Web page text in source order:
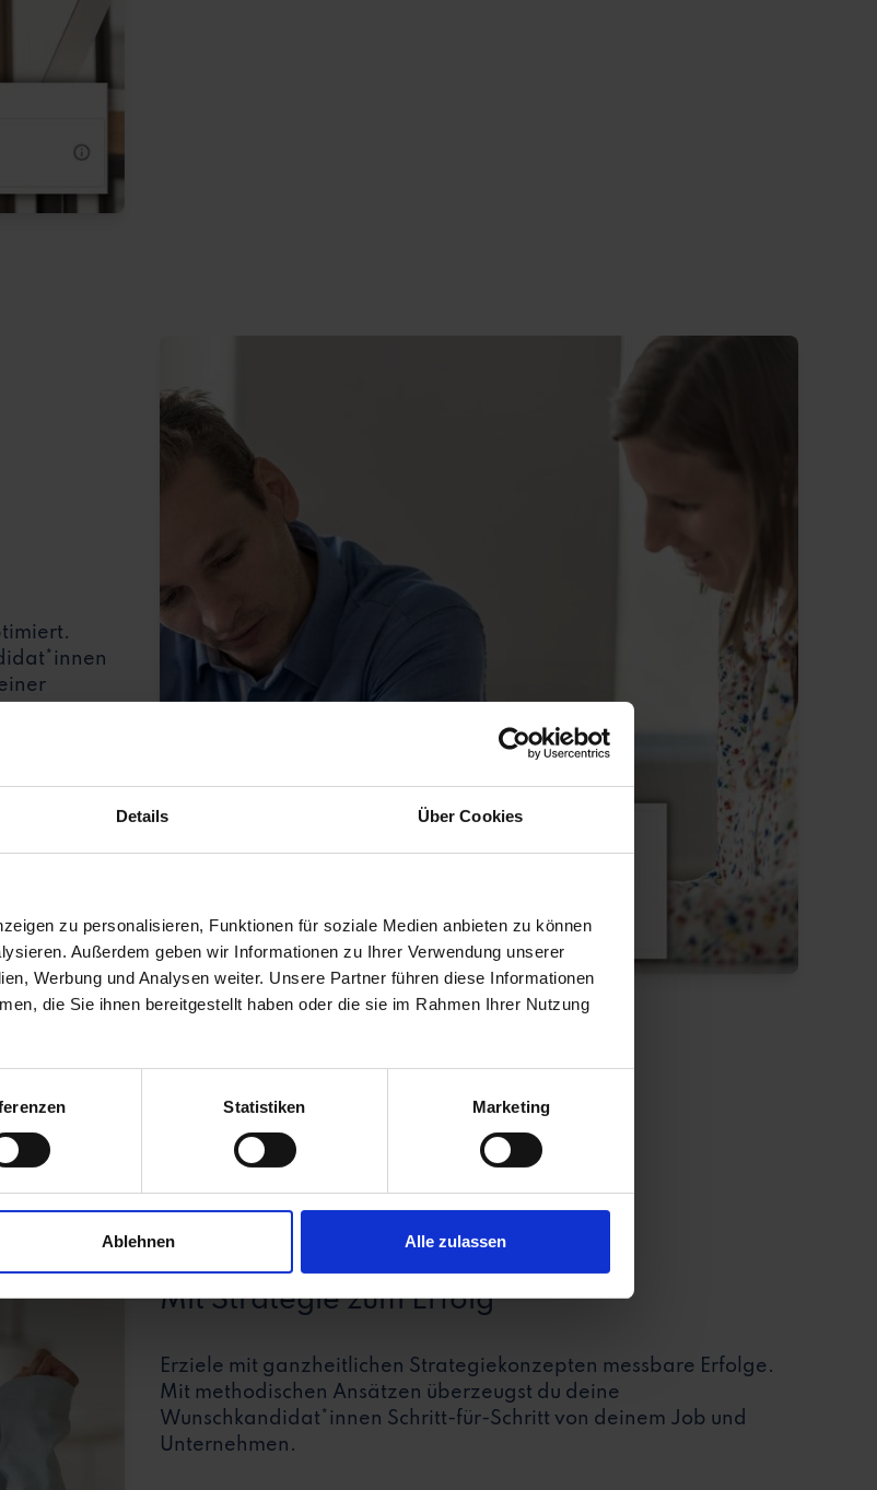
Details Über Cookies
zu personalisieren, Funktionen für soziale Medien anbieten zu können
Außerdem geben wir Informationen zu Ihrer Verwendung unserer
Werbung und Analysen weiter. Unsere Partner führen diese Informationen
die Sie ihnen bereitgestellt haben oder die sie im Rahmen Ihrer Nutzung
Statistiken Marketing
Ablehnen Alle zulassen
Mit Strategie zum Erfolg
Erziele mit ganzheitlichen Strategiekonzepten messbare Erfolge.
Mit methodischen Ansätzen überzeugst du deine
Wunschkandidat*innen Schritt-für-Schritt von deinem Job und
Unternehmen.